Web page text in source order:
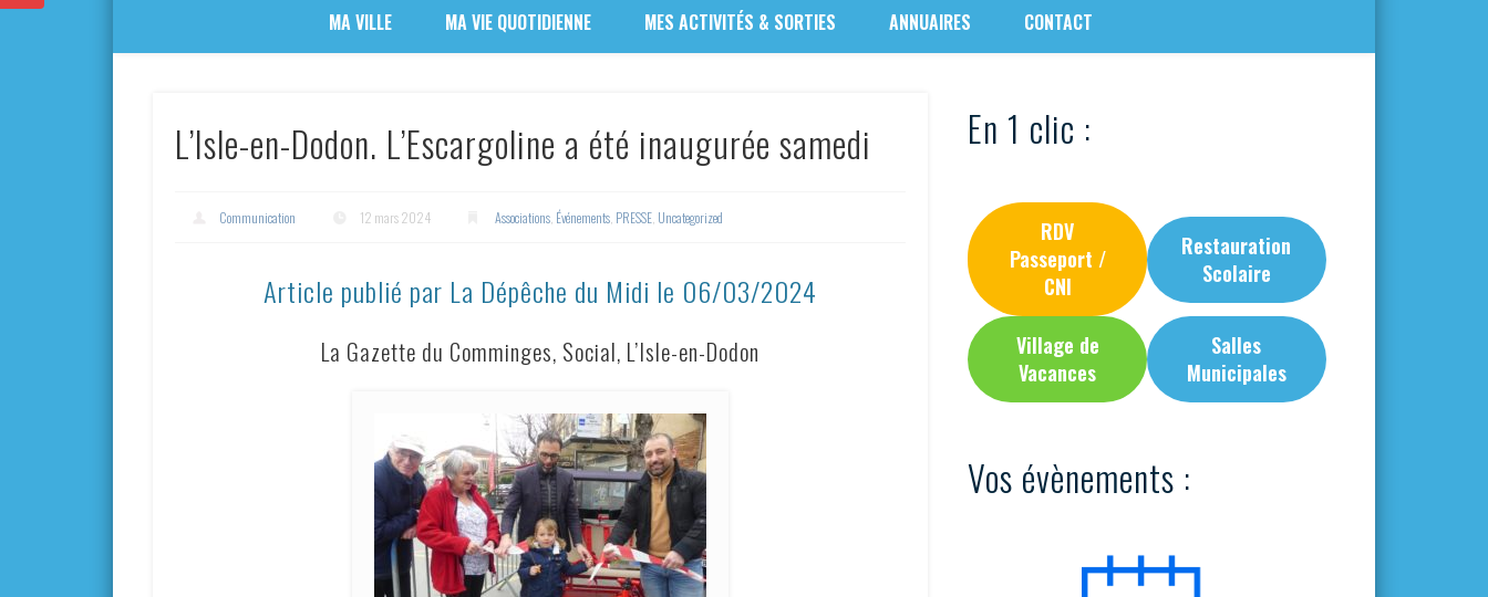
MA VILLE MA VIE QUOTIDIENNE MES ACTIVITÉS & SORTIES ANNUAIRES CONTACT
L’Isle-en-Dodon. L’Escargoline a été inaugurée samedi
Communication 12 mars 2024 Associations Événements PRESSE Uncategorized
Article publié par La Dépêche du Midi le 06/03/2024
La Gazette du Comminges, Social, L’Isle-en-Dodon
En 1 clic :
RDV
Passeport /
CNI
Restauration
Scolaire
Village de
Vacances
Salles
Municipales
Vos évènements :